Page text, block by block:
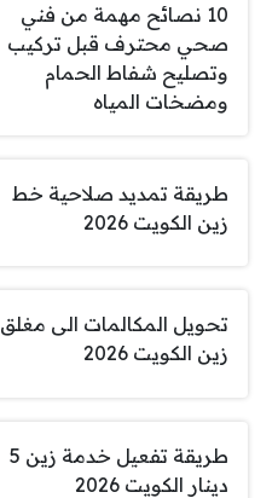
10 نصائح مهمة من فني
صحي محترف قبل تركيب
وتصليح شفاط الحمام
ومضخات المياه
طريقة تمديد صلاحية خط
زين الكويت 2026
تحويل المكالمات الى مغلق
زين الكويت 2026
طريقة تفعيل خدمة زين 5
دينار الكويت 2026